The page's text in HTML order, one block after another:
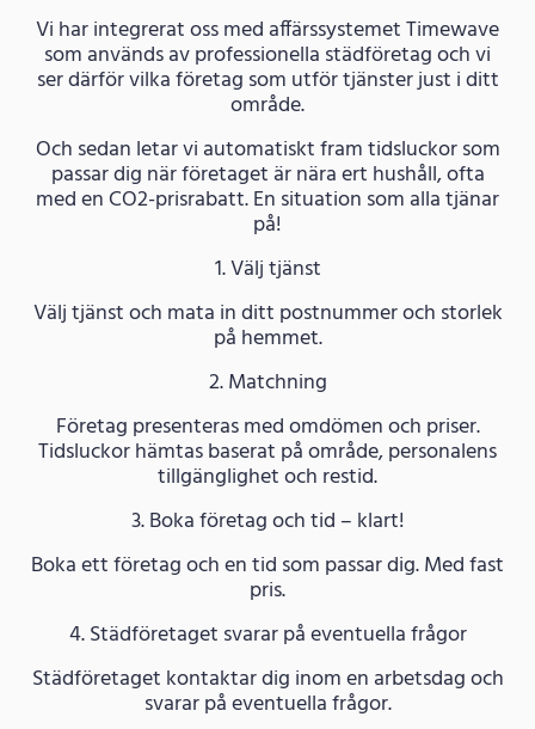
Vi har integrerat oss med affärssystemet Timewave
som används av professionella städföretag och vi
ser därför vilka företag som utför tjänster just i ditt
område.
Och sedan letar vi automatiskt fram tidsluckor som
passar dig när företaget är nära ert hushåll, ofta
med en CO2-prisrabatt. En situation som alla tjänar
på!
1. Välj tjänst
Välj tjänst och mata in ditt postnummer och storlek
på hemmet.
2. Matchning
Företag presenteras med omdömen och priser.
Tidsluckor hämtas baserat på område, personalens
tillgänglighet och restid.
3. Boka företag och tid – klart!
Boka ett företag och en tid som passar dig. Med fast
pris.
4. Städföretaget svarar på eventuella frågor
Städföretaget kontaktar dig inom en arbetsdag och
svarar på eventuella frågor.